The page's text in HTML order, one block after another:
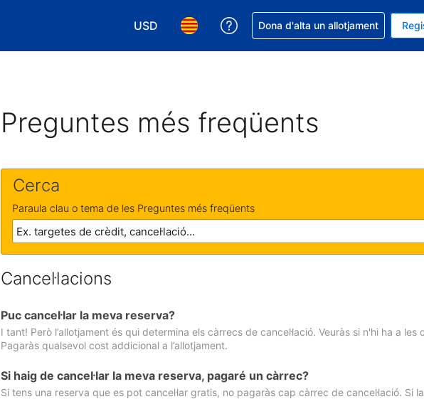
USD
Tria la moneda. La moneda actual és Dòlar dels
Tria l'idioma. L'idioma actual és Català
Rep ajuda amb la reserva
Dona d'alta un allotjament
Preguntes més freqüents
Cerca
Paraula clau o tema de les Preguntes més freqüents
Cancel·lacions
Puc cancel·lar la meva reserva?
I tant! Però l’allotjament és qui determina els càrrecs de cancel·lació. Veuràs si n'hi ha a les
Pagaràs qualsevol cost addicional a l’allotjament.
Si haig de cancel·lar la meva reserva, pagaré un càrrec?
Si tens una reserva que es pot cancel·lar gratis, no pagaràs cap càrrec de cancel·lació. Si